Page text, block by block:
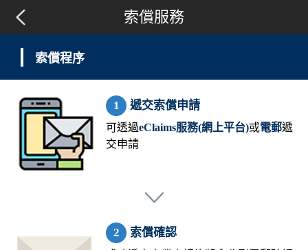
索償服務
索償程序
遞交索償申請
可透過eClaims服務(網上平台)或電郵遞
交申請
索償確認